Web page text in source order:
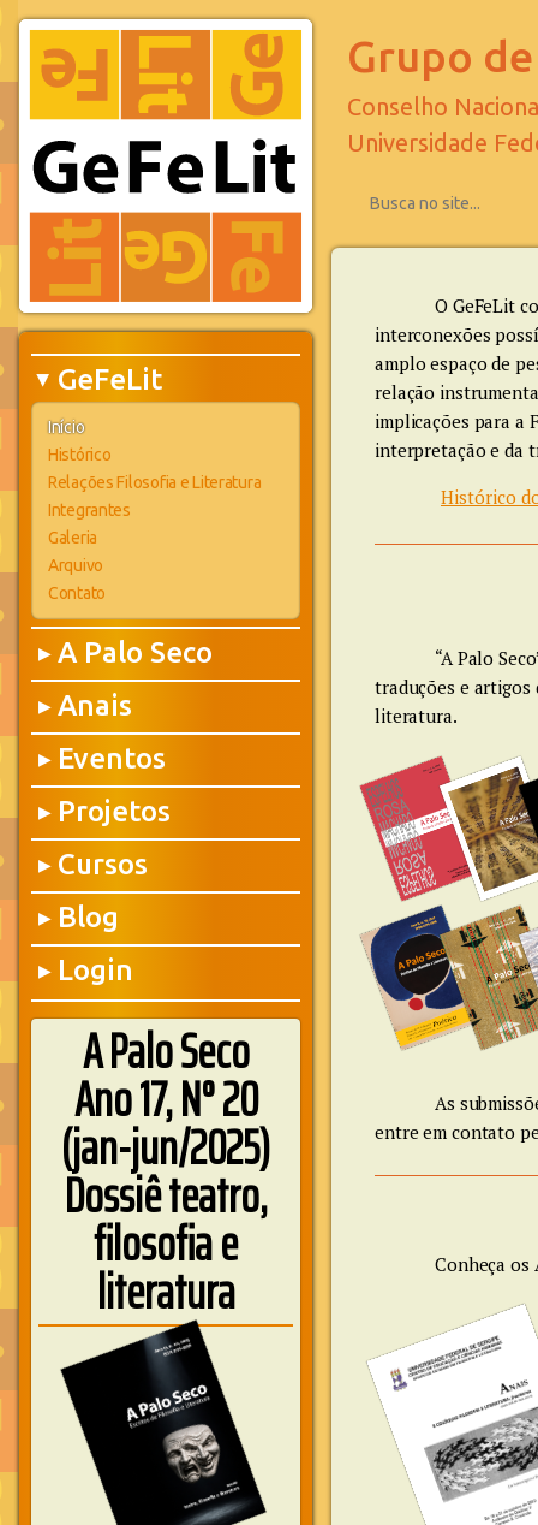
▶ GeFeLit
Início
Histórico
Relações Filosofia e Literatura
Integrantes
Galeria
Arquivo
Contato
▶ A Palo Seco
▶ Anais
▶ Eventos
▶ Projetos
▶ Cursos
▶ Blog
▶ Login
A Palo Seco
Ano 17, N° 20
(jan-jun/2025)
Dossiê teatro,
filosofia e
literatura
Grupo
Conselho
Universidade
O GeFeLit
interconexões
amplo espaço de
relação
implicações para a
interpretação e da
Histórico
“A Palo
traduções e artigos
literatura.
As
entre em contato
Conheça os